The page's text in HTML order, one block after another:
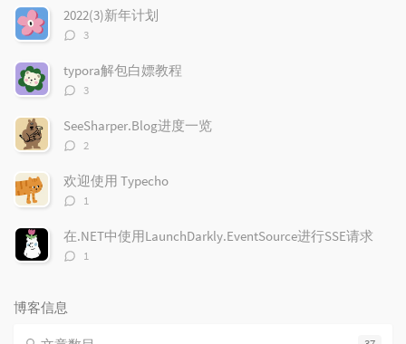
文
2022(3)新年计划
评
数：
3
typora解包白嫖教程
评
数：
3
SeeSharper.Blog进度一览
评
数：
2
欢迎使用 Typecho
评
数：
1
在.NET中使用LaunchDarkly.EventSource进行SSE请求
评1
博客信息